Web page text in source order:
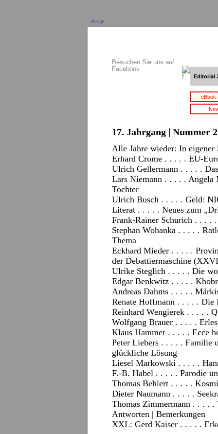
Anzeige
Besuchen Sie uns auf
Facebook
Editorial
17. Jahrgang | Nummer
Alle Jahre wieder: In eigener
Erhard Crome . . . . . EU-
Ulrich Gellermann . . . . .
Lars Niemann . . . . . Angela
Tochter
Ulrich Busch . . . . . Geld:
Literat . . . . . Neues zum
Frank-Rainer Schurich . . . .
Stephan Wohanka . . . . .
Thema
Eckhard Mieder . . . . .
der Debattiermaschine
Ulrike Steglich . . . . . Die
Edgar Benkwitz . . . . .
Andreas Dahms . . . . .
Renate Hoffmann . . . . . Die
Reinhard Wengierek . . . . .
Wolfgang Brauer . . . . .
Klaus Hammer . . . . . Ecce
Peter Liebers . . . . . Familie
glückliche Lösung
Liesel Markowski . . . . .
F.-B. Habel . . . . . Parodie
Thomas Behlert . . . . .
Dieter Naumann . . . . .
Thomas Zimmermann . . . . .
Antworten | Bemerkungen
XXL: Gerd Kaiser . . . . .